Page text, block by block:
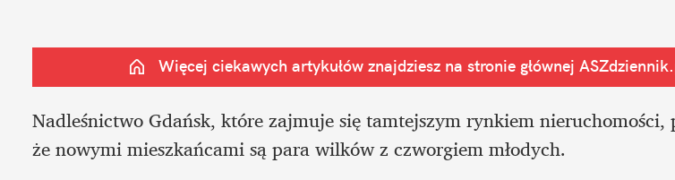
Więcej ciekawych artykułów znajdziesz na stronie głównej
Nadleśnictwo Gdańsk, które zajmuje się tamtejszym rynkiem nieruchomości,
że nowymi mieszkańcami są para wilków z czworgiem młodych.